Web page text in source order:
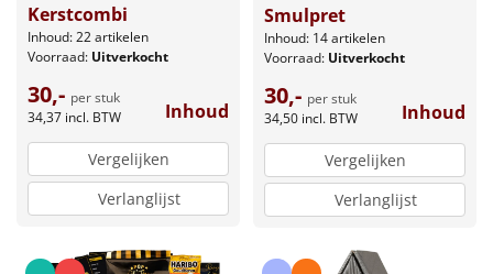
Kerstcombi
Inhoud: 22 artikelen
Voorraad: Uitverkocht
30,- per stuk
34,37 incl. BTW Inhoud
Vergelijken
Verlanglijst
Smulpret
Inhoud: 14 artikelen
Voorraad: Uitverkocht
30,- per stuk
34,50 incl. BTW Inhoud
Vergelijken
Verlanglijst